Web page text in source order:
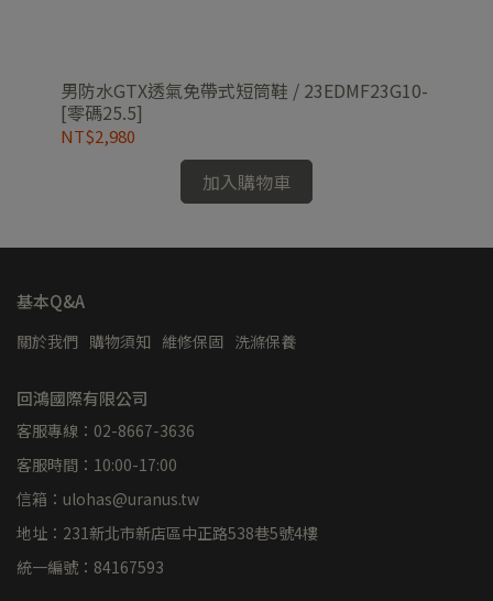
男防水GTX透氣免帶式短筒鞋 / 23EDMF23G10-
[零碼25.5]
NT$2,980
加入購物車
基本Q&A
關於我們 購物須知 維修保固 洗滌保養
回鴻國際有限公司
客服專線：02-8667-3636
客服時間：10:00-17:00
信箱：ulohas@uranus.tw
地址：231新北市新店區中正路538巷5號4樓
統一編號：84167593